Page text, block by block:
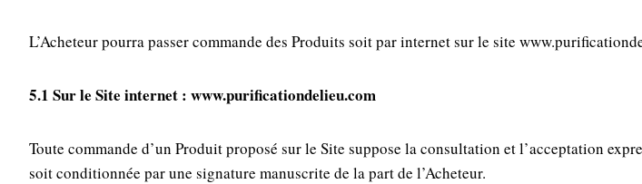
L’Acheteur pourra passer commande des Produits soit par internet sur le site
5.1 Sur le Site internet : www.purificationdelieu.com
Toute commande d’un Produit proposé sur le Site suppose la consultation et l’acceptation
soit conditionnée par une signature manuscrite de la part de l’Acheteur.